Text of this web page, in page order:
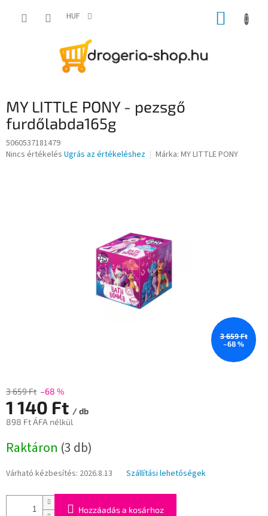
HUF KOSÁR
MY LITTLE PONY - pezsgő
furdőlabda165g
5060537181479
A
Nincs értékelés Ugrás az értékeléshez Márka: MY LITTLE PONY
3 659 Ft
–68 %
3 659 Ft –68 %
1 140 Ft / db
898 Ft ÁFA nélkül
Raktáron (3 db)
Várható kézbesítés: 2026.8.13 Szállítási lehetőségek
Hozzáadás a kosárhoz